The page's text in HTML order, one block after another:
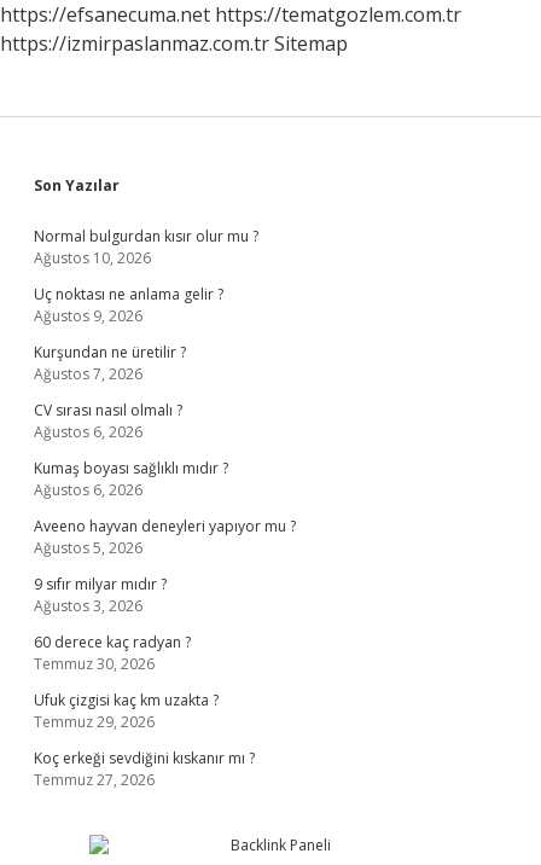
https://efsanecuma.net https://tematgozlem.com.tr
https://izmirpaslanmaz.com.trSitemap
Sidebar
Son Yazılar
Normal bulgurdan kısır olur mu ?
Ağustos 10, 2026
Uç noktası ne anlama gelir ?
Ağustos 9, 2026
Kurşundan ne üretilir ?
Ağustos 7, 2026
CV sırası nasıl olmalı ?
Ağustos 6, 2026
Kumaş boyası sağlıklı mıdır ?
Ağustos 6, 2026
Aveeno hayvan deneyleri yapıyor mu ?
Ağustos 5, 2026
9 sıfır milyar mıdır ?
Ağustos 3, 2026
60 derece kaç radyan ?
Temmuz 30, 2026
Ufuk çizgisi kaç km uzakta ?
Temmuz 29, 2026
Koç erkeği sevdiğini kıskanır mı ?
Temmuz 27, 2026